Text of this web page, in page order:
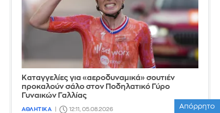
Καταγγελίες για «αεροδυναμικά» σουτιέν
προκαλούν σάλο στον Ποδηλατικό Γύρο
Γυναικών Γαλλίας
ΑΘΛΗΤΙΚΑ 12:11, 05.08.2026 Απόρρητο